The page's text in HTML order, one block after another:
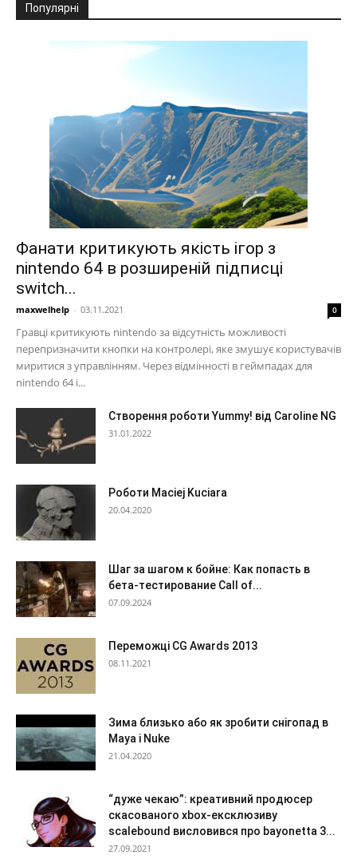
Популярні
Фанати критикують якість ігор з
nintendo 64 в розширеній підписці
switch...
maxwelhelp - 03.11.2021 0
Гравці критикують nintendo за відсутність можливості
перепризначити кнопки на контролері, яке змушує користувачів
миритися з управлінням. Через відмінності в геймпадах для
nintendo 64 і...
Створення роботи Yummy! від Caroline NG
31.01.2022
Роботи Maciej Kuciara
20.04.2020
Шаг за шагом к бойне: Как попасть в
бета-тестирование Call of...
07.09.2024
Переможці CG Awards 2013
08.11.2021
Зима близько або як зробити снігопад в
Maya і Nuke
21.04.2020
“дуже чекаю”: креативний продюсер
скасованого xbox-ексклюзиву
scalebound висловився про bayonetta 3...
27.09.2021